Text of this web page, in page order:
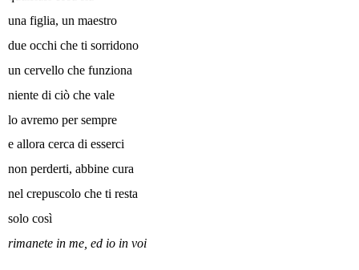
una figlia, un maestro
due occhi che ti sorridono
un cervello che funziona
niente di ciò che vale
lo avremo per sempre
e allora cerca di esserci
non perderti, abbine cura
nel crepuscolo che ti resta
solo così
rimanete in me, ed io in voi